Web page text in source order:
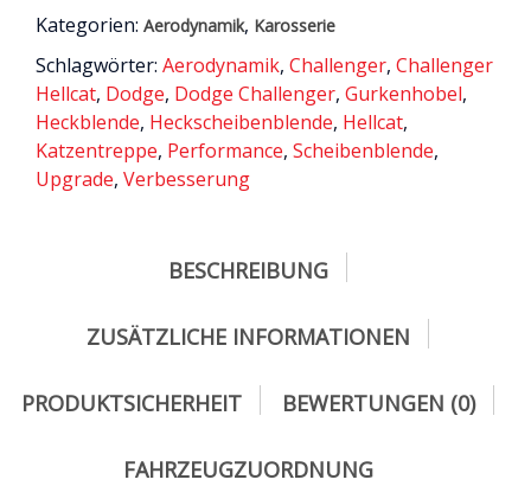
/
-
2021
Menge
Kategorien: Aerodynamik, Karosserie
Schlagwörter: Aerodynamik, Challenger, Challenger
Hellcat, Dodge, Dodge Challenger, Gurkenhobel,
Heckblende, Heckscheibenblende, Hellcat,
Katzentreppe, Performance, Scheibenblende,
Upgrade, Verbesserung
BESCHREIBUNG
ZUSÄTZLICHE INFORMATIONEN
PRODUKTSICHERHEIT BEWERTUNGEN (0)
FAHRZEUGZUORDNUNG